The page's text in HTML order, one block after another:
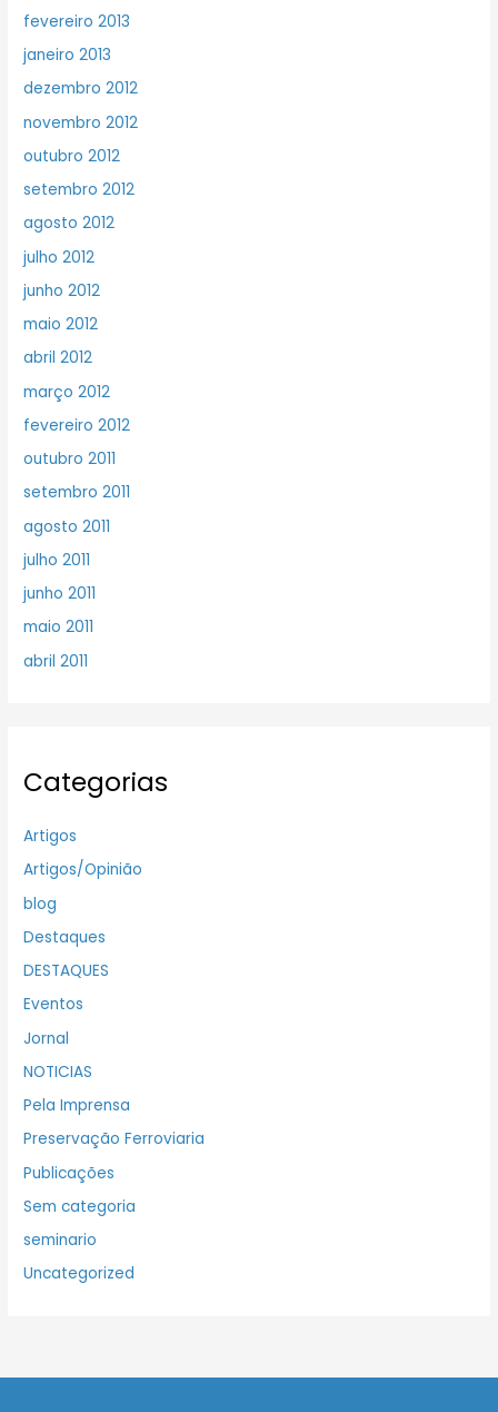
fevereiro 2013
janeiro 2013
dezembro 2012
novembro 2012
outubro 2012
setembro 2012
agosto 2012
julho 2012
junho 2012
maio 2012
abril 2012
março 2012
fevereiro 2012
outubro 2011
setembro 2011
agosto 2011
julho 2011
junho 2011
maio 2011
abril 2011
Categorias
Artigos
Artigos/Opinião
blog
Destaques
DESTAQUES
Eventos
Jornal
NOTICIAS
Pela Imprensa
Preservação Ferroviaria
Publicações
Sem categoria
seminario
Uncategorized